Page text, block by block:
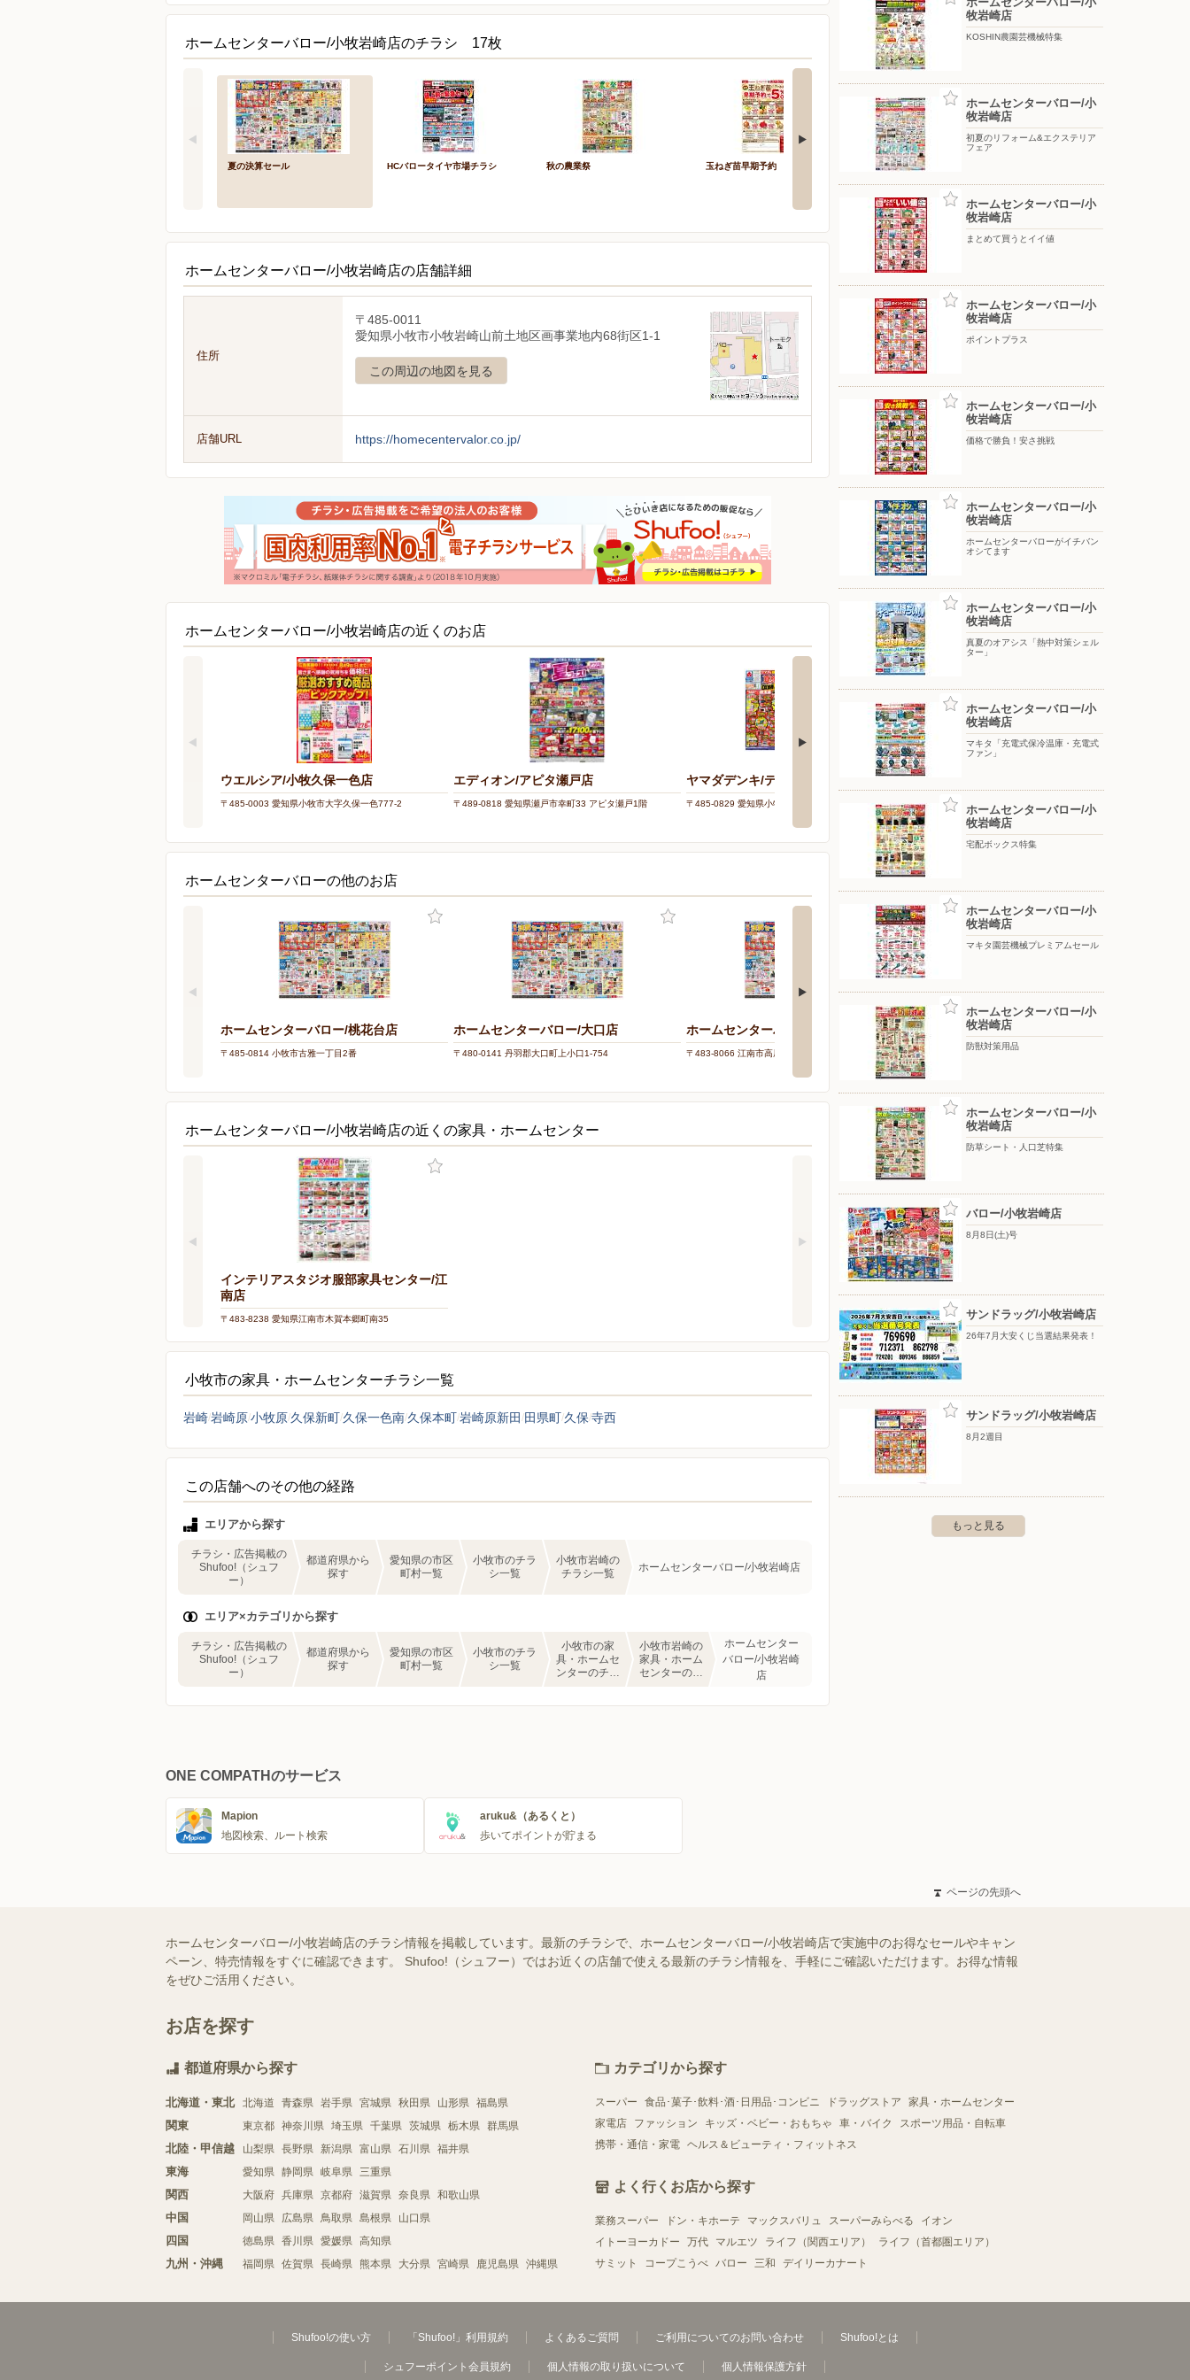
ホームセンターバロー/小牧岩崎店のチラシ 17枚
夏の決算セール HCバロータイヤ市場チラシ 秋の農業祭 玉ねぎ苗早期予約 ペットサマーフェア
ホームセンターバロー/小牧岩崎店の店舗詳細
住所
〒485-0011
愛知県小牧市小牧岩崎山前土地区画事業地内68街区1-1
この周辺の地図を見る
店舗URL https://homecentervalor.co.jp/
ホームセンターバロー/小牧岩崎店の近くのお店
ウエルシア/小牧久保一色店
〒485-0003 愛知県小牧市大字久保一色777-2
エディオン/アピタ瀬戸店
〒489-0818 愛知県瀬戸市幸町33 アピタ瀬戸1階
ヤマダデンキ/テックランドNew小牧店
〒485-0829 愛知県小牧市小牧原3-160
ケーズデンキ/小牧店
〒485-0021 愛知県小牧市大字二重堀字中田1090-1
ホームセンターバローの他のお店
ホームセンターバロー/桃花台店
〒485-0814 小牧市古雅一丁目2番
ホームセンターバロー/大口店
〒480-0141 丹羽郡大口町上小口1-754
ホームセンターバロー/江南店
〒483-8066 江南市高屋町西町70
ホームセンターバロー/高蔵寺店
〒487-0024 春日井市大留町4-6-3
ホームセンターバロー/小牧岩崎店の近くの家具・ホームセンター
インテリアスタジオ服部家具センター/江
南店
〒483-8238 愛知県江南市木賀本郷町南35
小牧市の家具・ホームセンターチラシ一覧
岩崎岩崎原小牧原 久保新町 久保一色南 久保本町岩崎原新田 田県町 久保 寺西
この店舗へのその他の経路
エリアから探す
チラシ・広告掲載の
Shufoo!（シュフ
ー）
都道府県から
探す
愛知県の市区
町村一覧
小牧市のチラ
シ一覧
小牧市岩崎の
チラシ一覧
ホームセンターバロー/小牧岩崎店
エリア×カテゴリから探す
チラシ・広告掲載の
Shufoo!（シュフ
ー）
都道府県から
探す
愛知県の市区
町村一覧
小牧市のチラ
シ一覧
小牧市の家
具・ホームセ
ンターのチラ
小牧市岩崎の
家具・ホーム
センターのチ
ホームセンター
バロー/小牧岩崎
店
牧岩崎店
KOSHIN農園芸機械特集
ホームセンターバロー/小
牧岩崎店
初夏のリフォーム&エクステリア
フェア
ホームセンターバロー/小
牧岩崎店
まとめて買うとイイ値
ホームセンターバロー/小
牧岩崎店
ポイントプラス
ホームセンターバロー/小
牧岩崎店
価格で勝負！安さ挑戦
ホームセンターバロー/小
牧岩崎店
ホームセンターバローがイチバン
オシてます
ホームセンターバロー/小
牧岩崎店
真夏のオアシス「熱中対策シェル
ター」
ホームセンターバロー/小
牧岩崎店
マキタ「充電式保冷温庫・充電式
ファン」
ホームセンターバロー/小
牧岩崎店
宅配ボックス特集
ホームセンターバロー/小
牧岩崎店
マキタ園芸機械プレミアムセール
ホームセンターバロー/小
牧岩崎店
防獣対策用品
ホームセンターバロー/小
牧岩崎店
防草シート・人口芝特集
バロー/小牧岩崎店
8月8日(土)号
サンドラッグ/小牧岩崎店
26年7月大安くじ当選結果発表！
サンドラッグ/小牧岩崎店
8月2週目
もっと見る
ONE COMPATHのサービス
Mapion
地図検索、ルート検索
aruku&（あるくと）
歩いてポイントが貯まる
ページの先頭へ
ホームセンターバロー/小牧岩崎店のチラシ情報を掲載しています。最新のチラシで、ホームセンターバロー/小牧岩崎店で実施中のお得なセールやキャン
ペーン、特売情報をすぐに確認できます。 Shufoo!（シュフー）ではお近くの店舗で使える最新のチラシ情報を、手軽にご確認いただけます。お得な情報
をぜひご活用ください。
お店を探す
都道府県から探す
北海道・東北 北海道 青森県 岩手県 宮城県 秋田県 山形県 福島県
関東 東京都 神奈川県 埼玉県 千葉県 茨城県 栃木県 群馬県
北陸・甲信越 山梨県 長野県 新潟県 富山県 石川県 福井県
東海 愛知県 静岡県 岐阜県 三重県
関西 大阪府 兵庫県 京都府 滋賀県 奈良県 和歌山県
中国 岡山県 広島県 鳥取県 島根県 山口県
四国 徳島県 香川県 愛媛県 高知県
九州・沖縄 福岡県 佐賀県 長崎県 熊本県 大分県 宮崎県 鹿児島県 沖縄県
カテゴリから探す
スーパー 食品･菓子･飲料･酒･日用品･コンビニ ドラッグストア
家具・ホームセンター
家電店
ファッション キッズ・ベビー・おもちゃ 車・バイク
スポーツ用品・自転車
携帯・通信・家電 ヘルス＆ビューティ・フィットネス
よく行くお店から探す
業務スーパー ドン・キホーテ マックスバリュ スーパーみらべる
イオン
イトーヨーカドー
万代 マルエツ ライフ（関西エリア）
ライフ（首都圏エリア）
サミット
コープこうべ バロー 三和 デイリーカナート
Shufoo!の使い方 「Shufoo!」利用規約 よくあるご質問 ご利用についてのお問い合わせ Shufoo!とは
シュフーポイント会員規約 個人情報の取り扱いについて 個人情報保護方針